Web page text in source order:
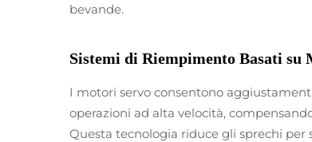
bevande.
Sistemi di Riempimento Basati
I motori servo consentono
operazioni ad alta velocità,
Questa tecnologia riduce gli sprechi